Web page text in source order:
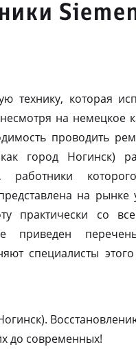
технику, которая
на немецкое
проводить
город Ногинск)
работники
на
практически со
приведен
специалисты
до современных!